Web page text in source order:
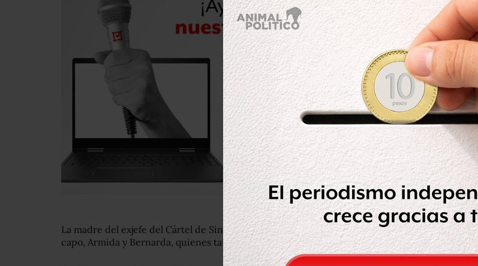
La madre del exjefe del Cártel de Sinaloa fue acompañada por las dos hermanas del
capo, Armida y Bernarda, quienes también solicitaron el documento.